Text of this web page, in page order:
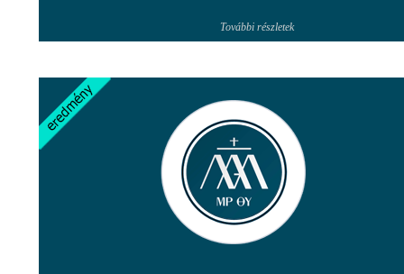
További részletek